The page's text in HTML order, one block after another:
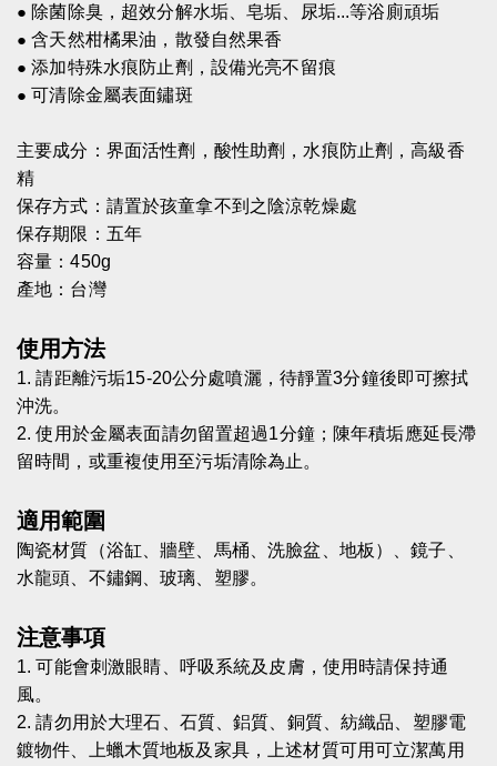
● 除菌除臭，超效分解水垢、皂垢、尿垢...等浴廁頑垢
●含天然柑橘果油，散發自然果香
●添加特殊水痕防止劑，設備光亮不留痕
● 可清除金屬表面鏽斑
主要成分：界面活性劑
，酸性助劑，水痕防止劑，高級香
精
保存方式：請置於孩童拿不到之陰涼乾燥處
保存期限：五年
容量：450g
產地：台灣
使用方法
1.請距離污垢15-20公分處噴灑，待靜置3分鐘後即可擦拭
沖洗。
2.使用於金屬表面請勿留置超過1分鐘；陳年積垢應延長滯
留時間，或重複使用至污垢清除為止。
適用範圍
陶瓷材質（浴缸、牆壁、馬桶、洗臉盆、地板）、鏡子、
水龍頭、不鏽鋼、玻璃、塑膠。
注意事項
1.可能會刺激眼睛、呼吸系統及皮膚，使用時請保持通
風。
2.請勿用於大理石、石質、鋁質、銅質、紡織品、塑膠電
鍍物件、上蠟木質地板及家具，上述材質可用可立潔萬用